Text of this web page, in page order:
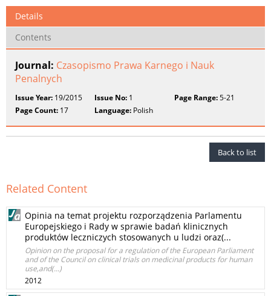
Details
Contents
Journal: Czasopismo Prawa Karnego i Nauk
Penalnych
Issue Year: 19/2015 Issue No: 1 Page Range:5-21
Page Count: 17 Language: Polish
Back to list
Related Content
Opinia na temat projektu rozporządzenia Parlamentu
Europejskiego i Rady w sprawie badań klinicznych
produktów leczniczych stosowanych u ludzi oraz(...
Opinion on the proposal for a regulation of the European Parliament
and of the Council on clinical trials on medicinal products for human
use,and(...)
2012